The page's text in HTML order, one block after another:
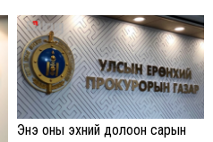
Энэ оны эхний долоон сарын